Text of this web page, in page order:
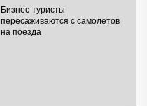
Бизнес-туристы
пересаживаются с самолетов
на поезда